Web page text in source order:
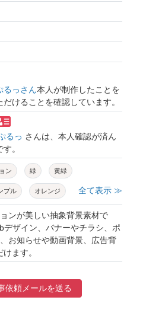
るっさん本人が制作したことを
けることを確認しています。
るっ さんは、本人確認が済ん
。
ン 緑 黄緑
プル オレンジ
広告 バナー
全て表示 ≫
ンが美しい抽象背景素材で
デザイン、バナーやチラシ、ポ
お知らせや動画背景、広告背
ます。
依頼メールを送る